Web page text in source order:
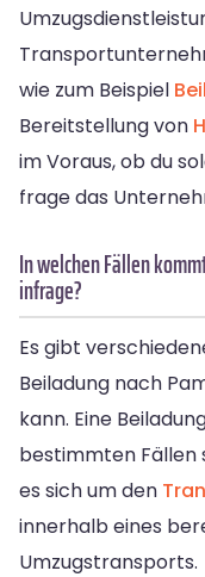
wie zum Beispiel
Bereitstellung von
im Voraus, ob du
frage das
In welchen Fällen
infrage?
Es gibt
Beiladung nach
kann. Eine
bestimmten Fällen
es sich um den
innerhalb eines
Umzugstransports.